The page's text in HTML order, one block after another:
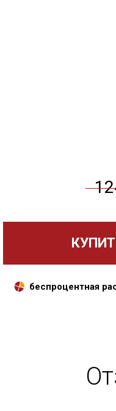
беспроцентная